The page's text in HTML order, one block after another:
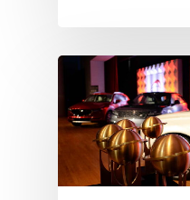
Pulse Enter para